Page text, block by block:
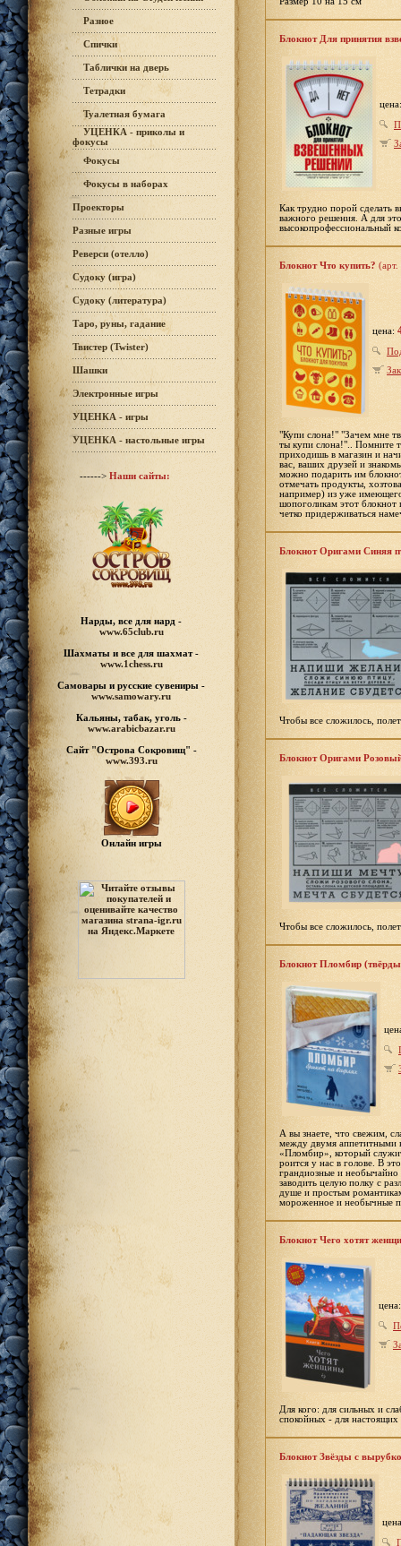
Разное
Спички
Таблички на дверь
Тетрадки
Туалетная бумага
УЦЕНКА - приколы и
фокусы
Фокусы
Фокусы в наборах
Проекторы
Разные игры
Реверси (отелло)
Судоку (игра)
Судоку (литература)
Таро, руны, гадание
Твистер (Twister)
Шашки
Электронные игры
УЦЕНКА - игры
УЦЕНКА - настольные игры
------> Наши сайты:
Нарды, все для нард -
www.65club.ru
Шахматы и все для шахмат -
www.1chess.ru
Самовары и русские сувениры -
www.samowary.ru
Кальяны, табак, уголь -
www.arabicbazar.ru
Сайт "Острова Сокровищ" -
www.393.ru
Онлайн игры
Блокнот Для принятия
Как трудно порой сделать
важного решения. А для
высокопрофессиональный
Блокнот Что купить?
цена:
"Купи слона!" "Зачем мне
ты купи слона!".. Помните
приходишь в магазин и
вас, ваших друзей и
можно подарить им
отмечать продукты,
например) из уже
шопоголикам этот блокнот
четко придерживаться
Блокнот Оригами Синяя
Чтобы все сложилось,
Блокнот Оригами
Чтобы все сложилось,
Блокнот Пломбир
А вы знаете, что свежим,
между двумя аппетитными
«Пломбир», который
роится у нас в голове. В
грандиозные и необычайно
заводить целую полку с
душе и простым
мороженное и необычные
Блокнот Чего хотят
Для кого: для сильных и
спокойных - для
Блокнот Звёзды с